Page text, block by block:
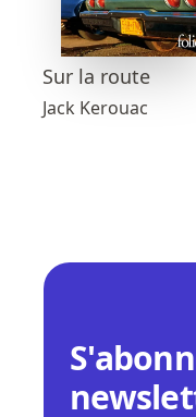
Sur la route
Jack Kerouac